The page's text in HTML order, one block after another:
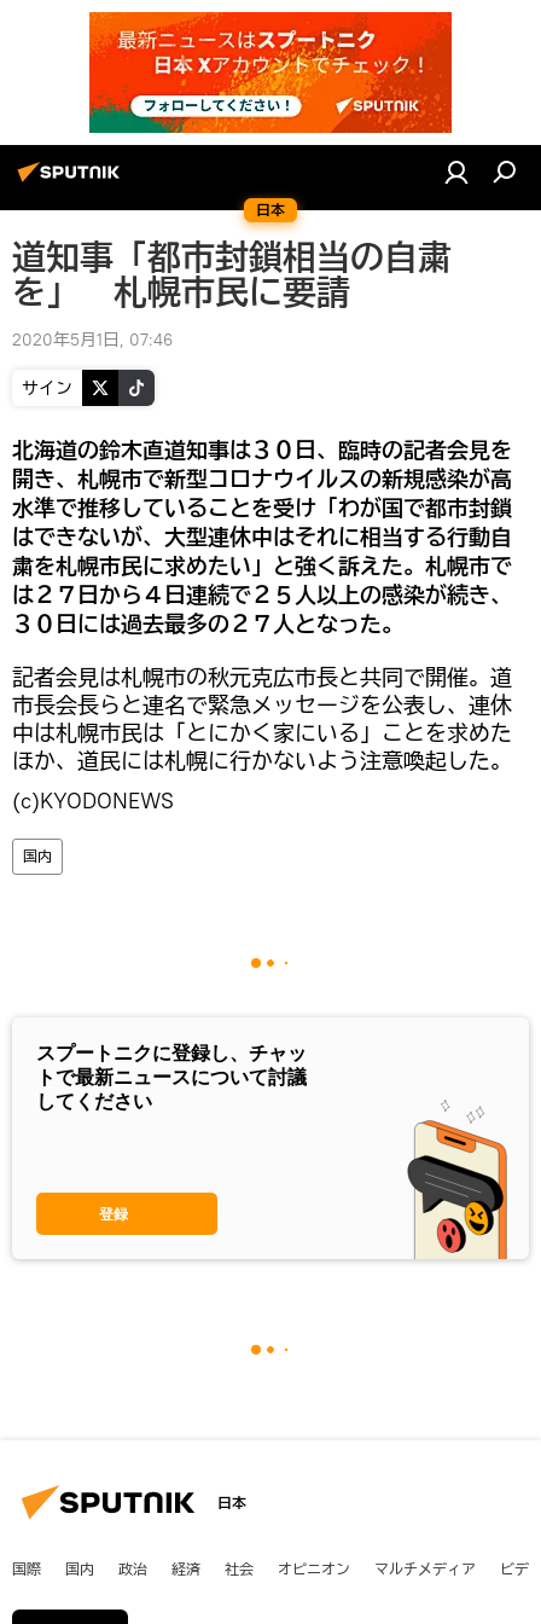
日本
道知事「都市封鎖相当の自粛
を」 札幌市民に要請
2020年5月1日, 07:46
サイン
北海道の鈴木直道知事は３０日、臨時の記者会見を
開き、札幌市で新型コロナウイルスの新規感染が高
水準で推移していることを受け「わが国で都市封鎖
はできないが、大型連休中はそれに相当する行動自
粛を札幌市民に求めたい」と強く訴えた。札幌市で
は２７日から４日連続で２５人以上の感染が続き、
３０日には過去最多の２７人となった。
記者会見は札幌市の秋元克広市長と共同で開催。道
市長会長らと連名で緊急メッセージを公表し、連休
中は札幌市民は「とにかく家にいる」ことを求めた
ほか、道民には札幌に行かないよう注意喚起した。
(c)KYODONEWS
国内
スプートニクに登録し、チャッ
トで最新ニュースについて討議
してください
登録
日本
国際 国内 政治 経済 社会 オピニオン マルチメディア ビデ